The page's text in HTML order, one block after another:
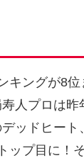
キングが8
人プロは昨
ッドヒー
ップ目に！